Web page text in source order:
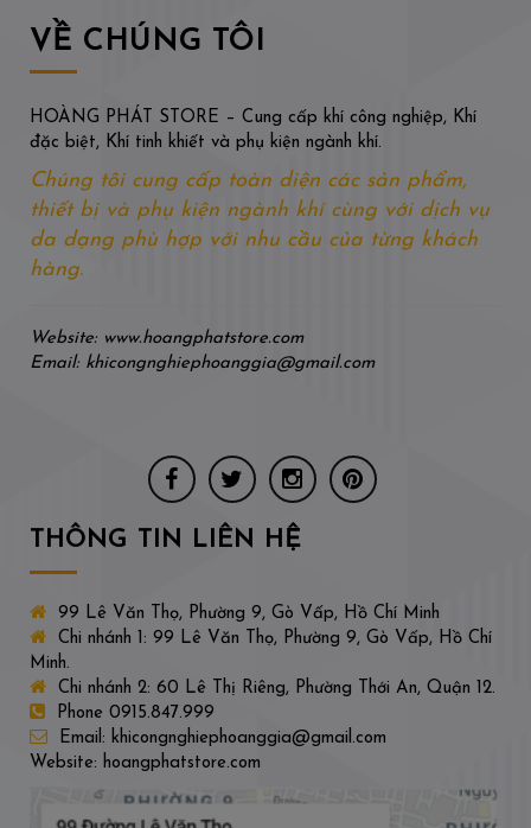
VỀ CHÚNG TÔI
HOÀNG PHÁT STORE – Cung cấp khí công nghiệp, Khí
đặc biệt, Khí tinh khiết và phụ kiện ngành khí.
Chúng tôi cung cấp toàn diện các sản phẩm,
thiết bị và phụ kiện ngành khí cùng với dịch vụ
da dạng phù hợp với nhu cầu của từng khách
hàng.
Website: www.hoangphatstore.com
Email: khicongnghiephoanggia@gmail.com
THÔNG TIN LIÊN HỆ
99 Lê Văn Thọ, Phường 9, Gò Vấp, Hồ Chí Minh
Chi nhánh 1: 99 Lê Văn Thọ, Phường 9, Gò Vấp, Hồ Chí
Minh.
Chi nhánh 2: 60 Lê Thị Riêng, Phường Thới An, Quận 12.
Phone 0915.847.999
Email: khicongnghiephoanggia@gmail.com
Website: hoangphatstore.com